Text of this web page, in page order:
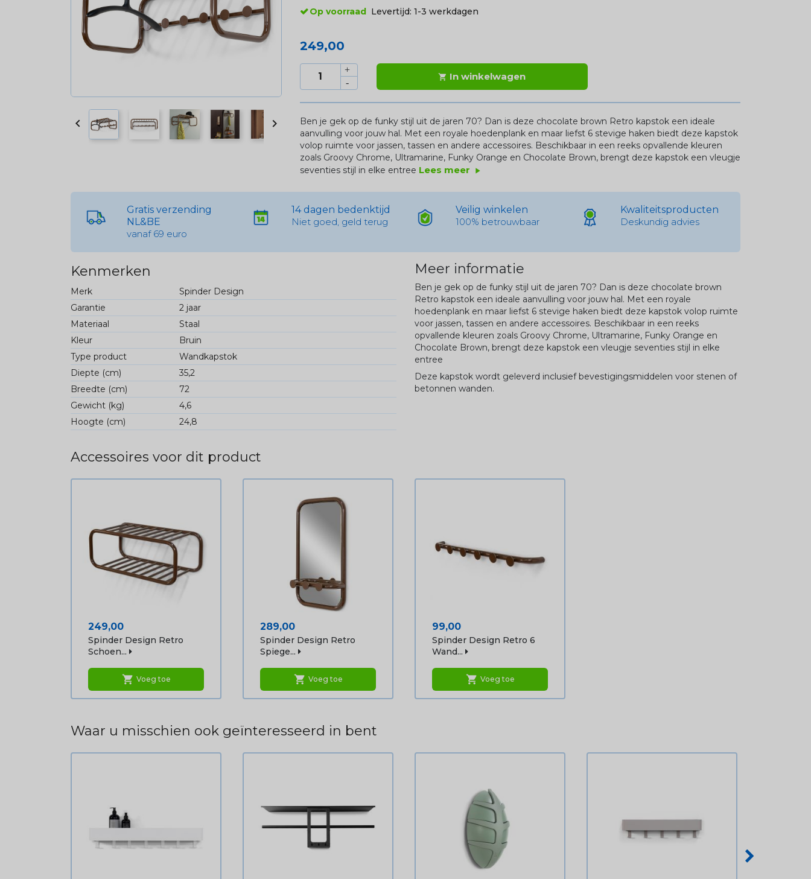
 
Op voorraad Levertijd: 1-3 werkdagen
249,00
 In winkelwagen
Ben je gek op de funky stijl uit de jaren 70? Dan is deze chocolate brown Retro kapstok een ideale
aanvulling voor jouw hal. Met een royale hoedenplank en maar liefst 6 stevige haken biedt deze kapstok
volop ruimte voor jassen, tassen en andere accessoires. Beschikbaar in een reeks opvallende kleuren
zoals GroovyChrome, Ultramarine, Funky Orange en Chocolate Brown, brengt deze kapstok een vleugje
seventies stijl in elke entree Lees meer play_arrow
Gratis verzending
NL&BE
vanaf 69 euro
14 dagen bedenktijd
Niet goed, geld terug
Veilig winkelen
100% betrouwbaar
Kwaliteitsproducten
Deskundig advies
Kenmerken
Merk
Spinder Design
Garantie
2 jaar
Materiaal
Staal
Kleur
Bruin
Type product
Wandkapstok
Diepte (cm)
35,2
Breedte (cm)
72
Gewicht (kg)
4,6
Hoogte (cm)
24,8
Meer informatie
Ben je gek op de funky stijl uit de jaren 70? Dan is deze chocolate brown
Retro kapstok een ideale aanvulling voor jouw hal. Met een royale
hoedenplank en maar liefst 6 stevige haken biedt deze kapstok volop ruimte
voor jassen, tassen en andere accessoires. Beschikbaar in een reeks
opvallende kleuren zoals Groovy Chrome, Ultramarine, Funky Orange en
Chocolate Brown, brengt deze kapstok een vleugje seventies stijl in elke
entree
Deze kapstok wordt geleverd inclusief bevestigingsmiddelen voor stenen of
betonnen wanden.
Accessoires voor dit product
Prijs
249,00
Spinder Design Retro
Schoen...
shopping_cart Voeg toe
Prijs
289,00
Spinder Design Retro
Spiege...
shopping_cart Voeg toe
Prijs
99,00
Spinder Design Retro 6
Wand...
shopping_cart Voeg toe
Waar u misschien ook geïnteresseerd in bent